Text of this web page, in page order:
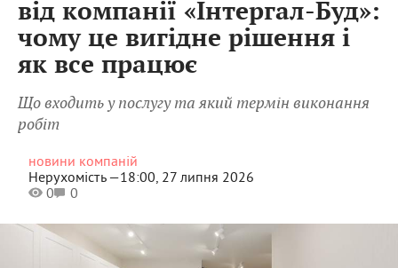
від компанії «Інтергал-Буд»:
чому це вигідне рішення і
як все працює
Що входить у послугу та який термін виконання
робіт
новини компаній
Нерухомість —18:00, 27 липня 2026
0
0